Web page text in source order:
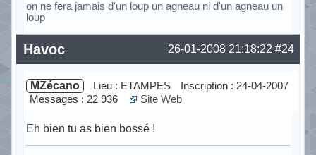
on ne fera jamais d'un loup un agneau ni d'un agneau un
loup
Hors ligne #24
26-01-2008 21:18:22
Havoc
MZécano Lieu : ETAMPES
Inscription : 24-04-2007
Messages : 22 936
Site Web
Eh bien tu as bien bossé !